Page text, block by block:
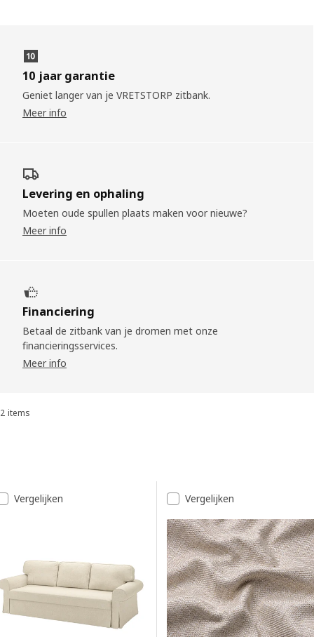
10 jaar garantie
Geniet langer van je VRETSTORP zitbank.
Meer info
Levering en ophaling
Moeten oude spullen plaats maken voor nieuwe?
Meer info
Financiering
Betaal de zitbank van je dromen met onze
financieringsservices.
Meer info
Sorteren en filteren
2 items
Resultatenlijst
Vergelijken Vergelijken